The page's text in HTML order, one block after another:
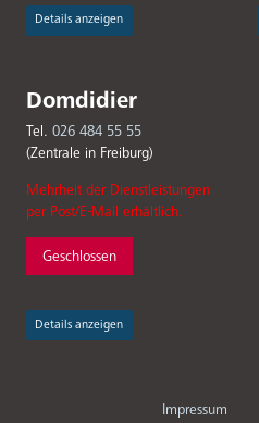
Details anzeigen
Domdidier
Tel. 026 484 55 55
(Zentrale in Freiburg)
Mehrheit der Dienstleistungen
per Post/E-Mail erhältlich.
Geschlossen
Details anzeigen
Impressum